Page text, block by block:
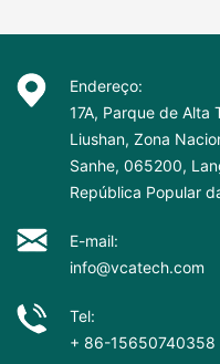
Endereço:
17A, Parque de Alta
Liushan, Zona
Sanhe, 065200,
República Popular
E-mail:
info@vcatech.com
Tel:
+ 86-15650740358